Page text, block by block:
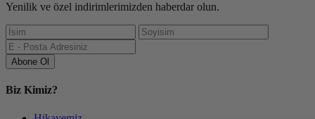
Yenilik ve özel indirimlerimizden haberdar olun.
Abone Ol
Biz Kimiz?